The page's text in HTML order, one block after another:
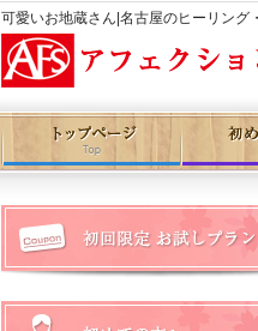
可愛いお地蔵さん|名古屋のヒーリン